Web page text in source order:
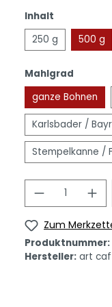
Inhalt
250 g
500 g
Mahlgrad
ganze Bohnen
Karlsbader /
Stempelkanne /
Zum
Produktnummer:
Hersteller: art